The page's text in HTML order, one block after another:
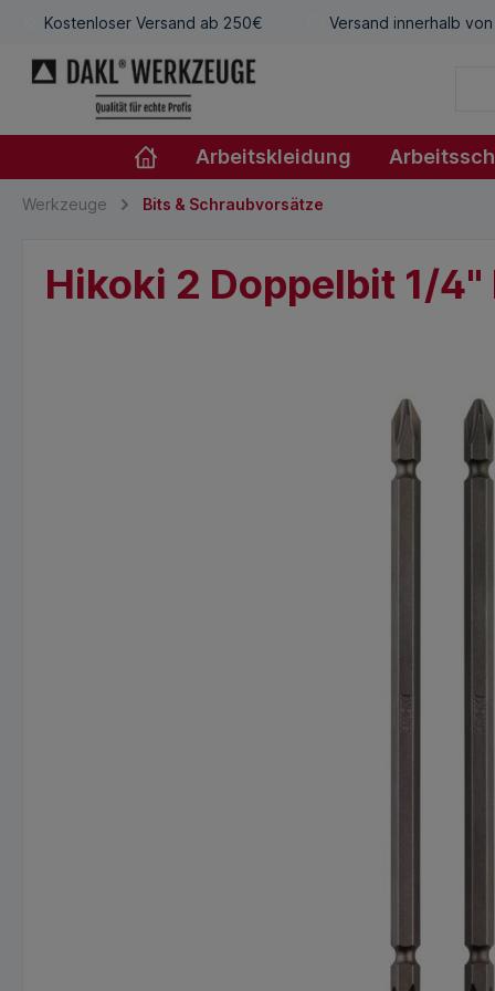
Kostenloser Versand ab 250€ Versand innerhalb
Arbeitskleidung
Werkzeuge Bits & Schraubvorsätze
Hikoki 2 Doppelbit 1/